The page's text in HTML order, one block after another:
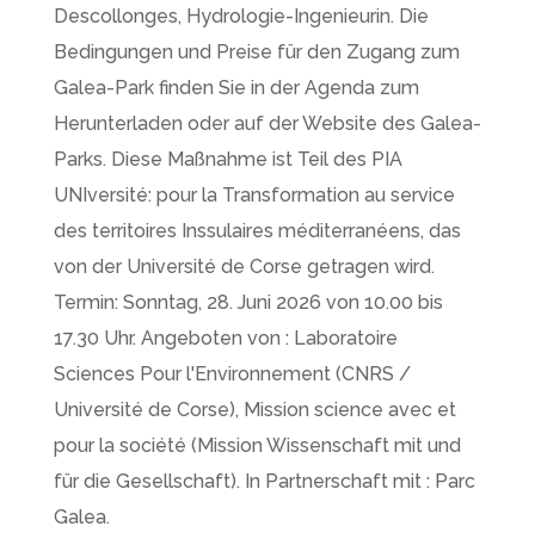
Descollonges, Hydrologie-Ingenieurin. Die
Bedingungen und Preise für den Zugang zum
Galea-Park finden Sie in der Agenda zum
Herunterladen oder auf der Website des Galea-
Parks. Diese Maßnahme ist Teil des PIA
UNIversité: pour la Transformation au service
des territoires Inssulaires méditerranéens, das
von der Université de Corse getragen wird.
Termin: Sonntag, 28. Juni 2026 von 10.00 bis
17.30 Uhr. Angeboten von : Laboratoire
Sciences Pour l'Environnement (CNRS /
Université de Corse), Mission science avec et
pour la société (Mission Wissenschaft mit und
für die Gesellschaft). In Partnerschaft mit : Parc
Galea.